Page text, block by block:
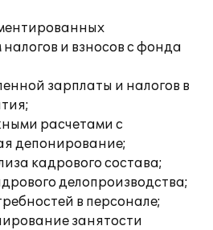
и взносов с фонда
зарплаты и налогов в
расчетами с
депонирование;
кадрового состава;
делопроизводства;
в персонале;
занятости